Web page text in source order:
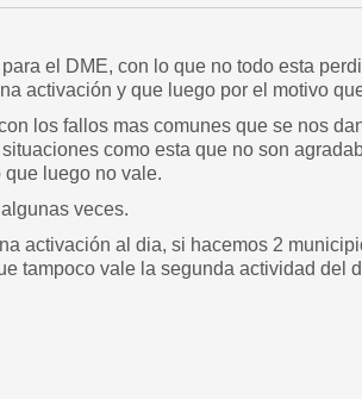
el DME, con lo que no todo esta
activación y que luego por el motivo
los fallos mas comunes que se nos
como esta que no son
luego no vale.
veces.
activación al dia, si hacemos 2
tampoco vale la segunda actividad del